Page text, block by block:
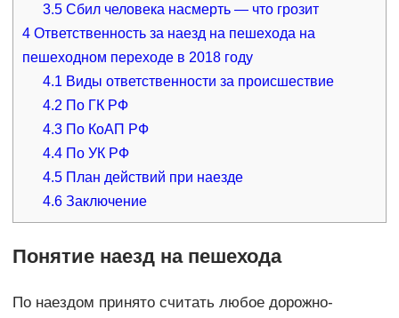
3.5 Сбил человека насмерть — что грозит
4Ответственность за наезд на пешехода на
пешеходном переходе в 2018 году
4.1 Виды ответственности за происшествие
4.2 По ГК РФ
4.3 По КоАП РФ
4.4 По УК РФ
4.5 План действий при наезде
4.6 Заключение
Понятие наезд на пешехода
По наездом принято считать любое дорожно-